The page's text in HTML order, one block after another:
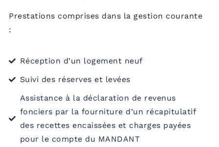
Prestations comprises dans la gestion courante
:
Réception d’un logement neuf
Suivi des réserves et levées
Assistance à la déclaration de revenus
fonciers par la fourniture d’un récapitulatif
des recettes encaissées et charges payées
pour le compte du MANDANT